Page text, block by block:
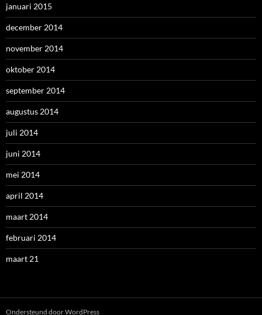
januari 2015
december 2014
november 2014
oktober 2014
september 2014
augustus 2014
juli 2014
juni 2014
mei 2014
april 2014
maart 2014
februari 2014
maart 21
Ondersteund door WordPress